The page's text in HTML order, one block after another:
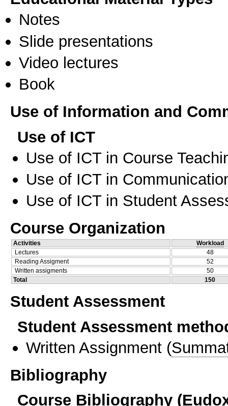
Notes
Slide presentations
Video lectures
Book
Use of Information and
Use of ICT
Use of ICT in Course
Use of ICT in
Use of ICT in Student
Course Organization
Activities
Workload
Lectures
48
Reading Assigment
52
Written assigments
50
Total
150
Student Assessment
Student Assessment
Written Assignment (
Bibliography
Course Bibliography